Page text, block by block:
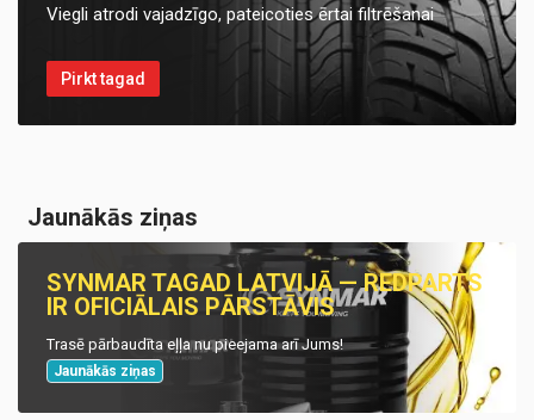
Viegli atrodi vajadzīgo, pateicoties ērtai filtrēšanai
Pirkt tagad
Jaunākās ziņas
SYNMAR TAGAD LATVIJĀ — REDPARTS
IR OFICIĀLAIS PĀRSTĀVIS
Trasē pārbaudīta eļļa nu pieejama arī Jums!
Jaunākās ziņas